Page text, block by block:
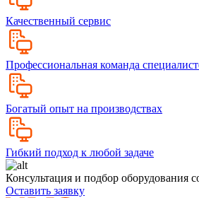
Качественный сервис
Профессиональная команда
Богатый опыт на производствах
Гибкий подход к любой задаче
Консультация и подбор оборудования
Оставить заявку